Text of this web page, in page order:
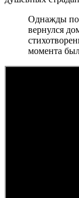
Однажды
вернулся
момента